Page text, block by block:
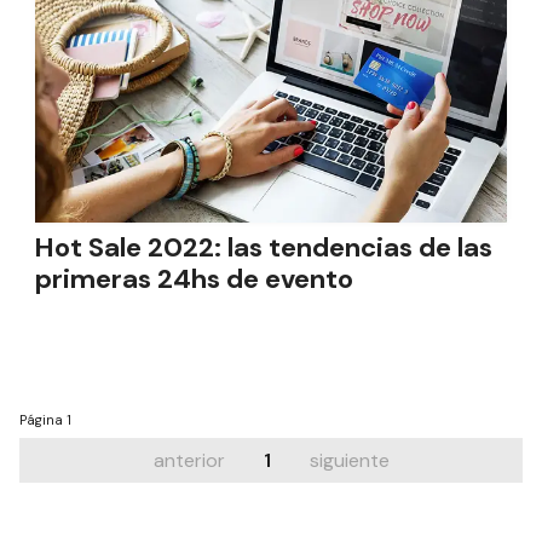
Hot Sale 2022: las tendencias de las
primeras 24hs de evento
Página 1
anterior 1 siguiente